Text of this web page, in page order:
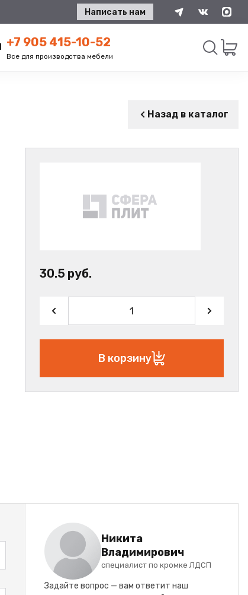
Написать нам
+7 905 415-10-52
Все для производства мебели
Назад в каталог
30.5 руб.
В корзину
Никита
Владимирович
специалист по кромке ЛДСП
Задайте вопрос — вам ответит наш